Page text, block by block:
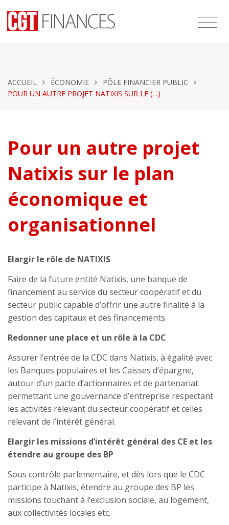
ACCUEIL ÉCONOMIE
PÔLE FINANCIER PUBLIC
POUR UN AUTRE PROJET NATIXIS SUR LE (…)
Pour un autre projet
Natixis sur le plan
économique et
organisationnel
Elargir le rôle de NATIXIS
Faire de la future entité Natixis, une banque de
financement au service du secteur coopératif et du
secteur public capable d’offrir une autre finalité à la
gestion des capitaux et des financements.
Redonner une place et un rôle à la CDC
Assurer l’entrée de la CDC dans Natixis, à égalité avec
les Banques populaires et les Caisses d’épargne,
autour d’un pacte d’actionnaires et de partenariat
permettant une gouvernance d’entreprise respectant
les activités relevant du secteur coopératif et celles
relevant de l’intérêt général.
Elargir les missions d’intérêt général des CE et les
étendre au groupe des BP
Sous contrôle parlementaire, et dès lors que le CDC
participe à Natixis, étendre au groupe des BP les
missions touchant à l’exclusion sociale, au logement,
aux collectivités locales etc.